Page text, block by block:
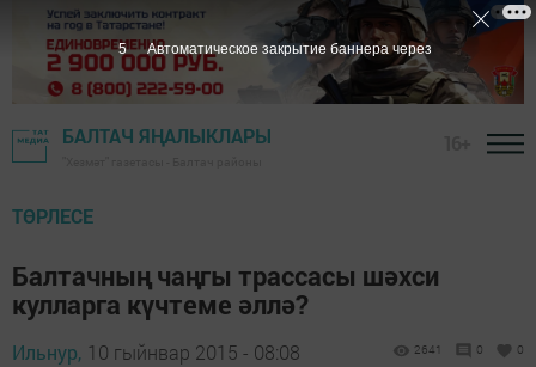
БАЛТАЧ ЯҢАЛЫКЛАРЫ
ТӨРЛЕСЕ
Балтачның чаңгы трассасы шәхси
кулларга күчтеме әллә?
Ильнур, 10 гыйнвар 2015 - 08:08 2641 0 0
5 Автоматическое закрытие баннера через